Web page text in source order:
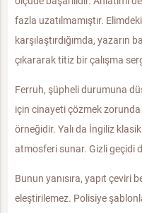
fazla uzatılmamıştır.
karşılaştırdığımda, yazarın
çıkararak titiz bir çalışma
Ferruh, şüpheli durumuna
için cinayeti çözmek
örneğidir. Yalı da İngiliz
atmosferi sunar. Gizli geçidi
Bunun yanısıra, yapıt çeviri
eleştirilemez. Polisiye